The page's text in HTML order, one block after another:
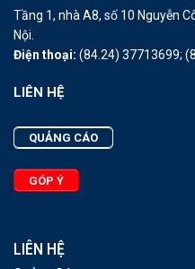
Tầng 1, nhà A8, số 10 Nguyễn
Nội.
Điện thoại: (84.24) 37713699;
LIÊN HỆ
QUẢNG CÁO
GÓP Ý
LIÊN HỆ